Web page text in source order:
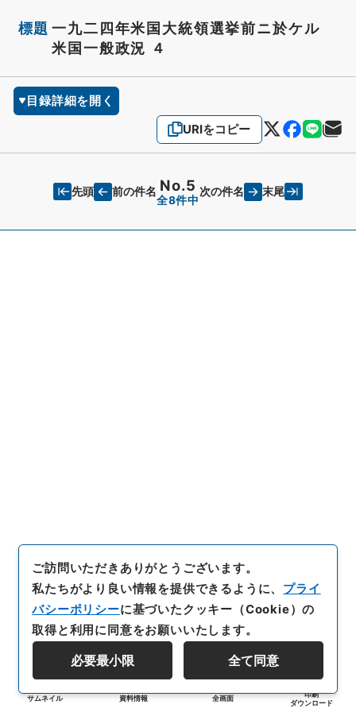
標題 一九二四年米国大統領選挙前ニ於ケル
米国一般政況 ４
目録詳細を開く
URIをコピー
先頭 前の件名 No.5
全8件中
次の件名 末尾
サムネイル 資料情報 全画面
印刷
ダウンロード
ご訪問いただきありがとうございます。
私たちがより良い情報を提供できるように、 プライ
バシーポリシーに基づいたクッキー（Cookie）の
取得と利用に同意をお願いいたします。
必要最小限 全て同意